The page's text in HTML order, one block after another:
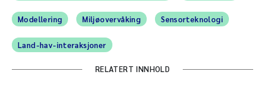
Modellering Miljøovervåking Sensorteknologi
Land-hav-interaksjoner
RELATERT INNHOLD